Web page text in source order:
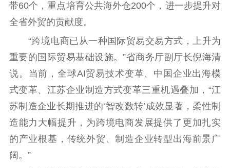
带60个，重点培育公共海外仓200个，进一步提升对
全省外贸的贡献度。
“跨境电商已从一种国际贸易交易方式，上升为
重要的国际贸易基础设施。”省商务厅副厅长倪海清
说。当前，全球AI贸易技术变革、中国企业出海模
式变革、江苏企业制造方式变革三重机遇叠加，“江
苏制造企业长期推进的‘智改数转’成效显著，柔性制
造能力大幅提升，为跨境电商发展提供了更加扎实
的产业根基，传统外贸、制造企业转型出海前景广
阔。”